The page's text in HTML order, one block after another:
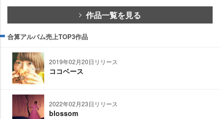
作品一覧を見る
合算アルバム売上TOP3作品
2019年02月20日リリース
ココベース
2022年02月23日リリース
blossom